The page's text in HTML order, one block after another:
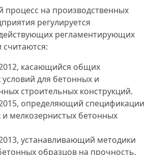
процесс на производственных
регулируется
регламентирующих
касающийся общих
условий для бетонных и
строительных конструкций.
определяющий спецификации
и мелкозернистых бетонных
устанавливающий методики
образцов на прочность.